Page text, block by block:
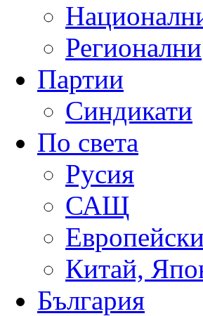
Регионални
Партии
Синдикати
По света
Русия
САЩ
Китай,
България